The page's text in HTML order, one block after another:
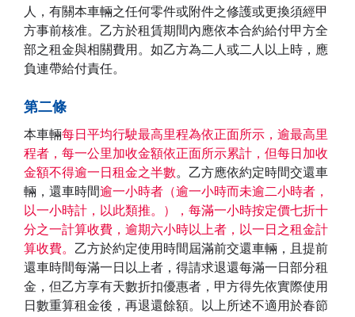
人，有關本車輛之任何零件或附件之修護或更換須經甲
方事前核准。乙方於租賃期間內應依本合約給付甲方全
部之租金與相關費用。如乙方為二人或二人以上時，應
負連帶給付責任。
第二條
本車輛每日平均行駛最高里程為依正面所示，逾最高里
程者，每一公里加收金額依正面所示累計，但每日加收
金額不得逾一日租金之半數。乙方應依約定時間交還車
輛，還車時間逾一小時者（逾一小時而未逾二小時者，
以一小時計，以此類推。），每滿一小時按定價七折十
分之一計算收費，逾期六小時以上者，以一日之租金計
算收費。 乙方於約定使用時間屆滿前交還車輛，且提前
還車時間每滿一日以上者，得請求退還每滿一日部分租
金，但乙方享有天數折扣優惠者，甲方得先依實際使用
日數重算租金後，再退還餘額。以上所述不適用於春節